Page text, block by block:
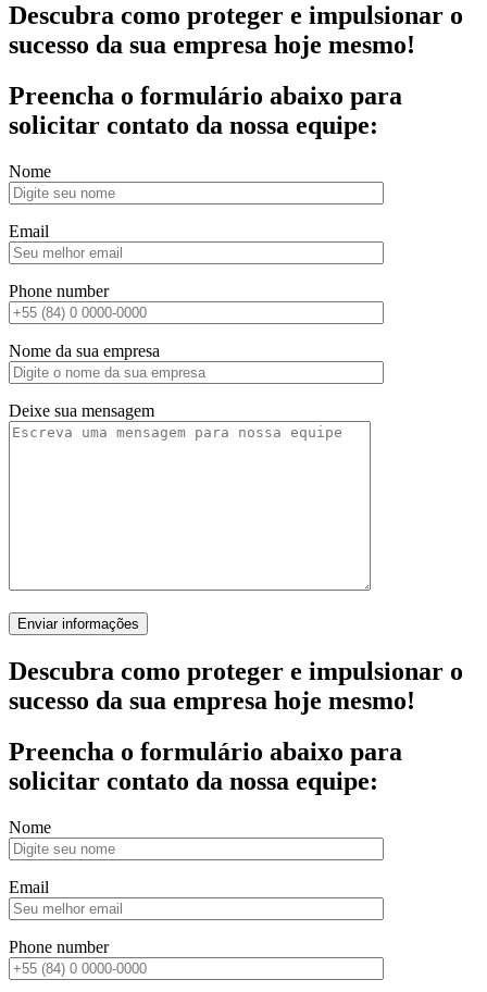
Descubra como proteger e impulsionar o
sucesso da sua empresa hoje mesmo!
Preencha o formulário abaixo para
solicitar contato da nossa equipe:
Nome
Email
Phone number
Nome da sua empresa
Deixe sua mensagem
Descubra como proteger e impulsionar o
sucesso da sua empresa hoje mesmo!
Preencha o formulário abaixo para
solicitar contato da nossa equipe:
Nome
Email
Phone number